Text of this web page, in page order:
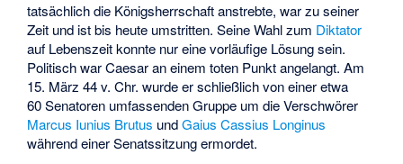
tatsächlich die Königsherrschaft anstrebte, war zu seiner
Zeit und ist bis heute umstritten. Seine Wahl zum Diktator
auf Lebenszeit konnte nur eine vorläufige Lösung sein.
Politisch war Caesar an einem toten Punkt angelangt. Am
15. März 44 v. Chr. wurde er schließlich von einer etwa
60 Senatoren umfassenden Gruppe um die Verschwörer
Marcus Iunius Brutus undGaius Cassius Longinus
während einer Senatssitzung ermordet.